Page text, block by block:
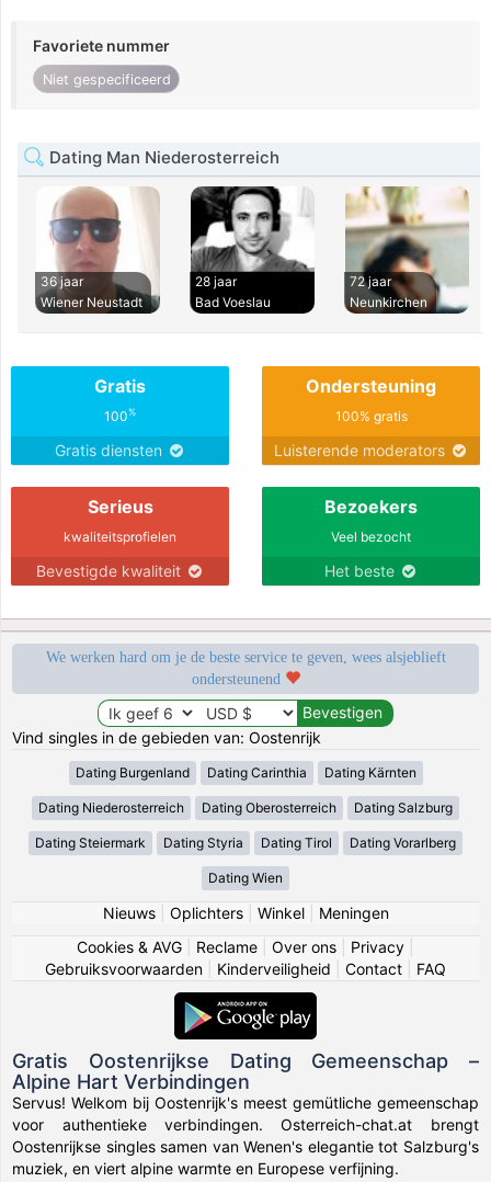
Favoriete nummer
Niet gespecificeerd
Dating Man Niederosterreich
36 jaar
Wiener Neustadt
28 jaar
Bad Voeslau
72 jaar
Neunkirchen
Gratis
100%
Gratis diensten
Ondersteuning
100% gratis
Luisterende moderators
Serieus
kwaliteitsprofielen
Bevestigde kwaliteit
Bezoekers
Veel bezocht
Het beste
We werken hard om je de beste service te geven, wees alsjeblieft
ondersteunend
Vind singles in de gebieden van: Oostenrijk
Dating Burgenland Dating Carinthia Dating Kärnten
Dating Niederosterreich Dating Oberosterreich Dating Salzburg
Dating Steiermark Dating Styria Dating Tirol Dating Vorarlberg
Dating Wien
Nieuws| Oplichters| Winkel| Meningen
Cookies & AVG
Reclame Over ons Privacy
Gebruiksvoorwaarden
Kinderveiligheid Contact FAQ
Gratis Oostenrijkse Dating Gemeenschap –
Alpine Hart Verbindingen
Servus! Welkom bij Oostenrijk's meest gemütliche gemeenschap
voor authentieke verbindingen. Osterreich-chat.at brengt
Oostenrijkse singles samen van Wenen's elegantie tot Salzburg's
muziek, en viert alpine warmte en Europese verfijning.